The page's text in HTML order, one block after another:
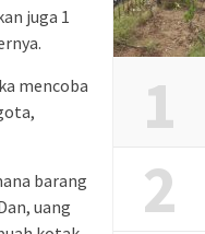
juga 1
mencoba
barang
uang
1
2